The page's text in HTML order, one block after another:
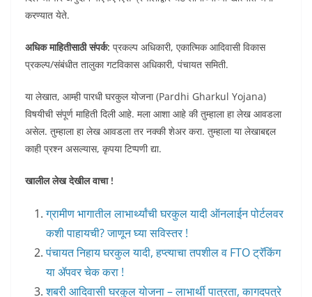
करण्यात येते.
अधिक माहितीसाठी संपर्क: प्रकल्प अधिकारी, एकात्मिक आदिवासी विकास
प्रकल्प/संबंधीत तालुका गटविकास अधिकारी, पंचायत समिती.
या लेखात, आम्ही पारधी घरकुल योजना (Pardhi Gharkul Yojana)
विषयीची संपूर्ण माहिती दिली आहे. मला आशा आहे की तुम्हाला हा लेख आवडला
असेल. तुम्हाला हा लेख आवडला तर नक्की शेअर करा. तुम्हाला या लेखाबद्दल
काही प्रश्न असल्यास, कृपया टिप्पणी द्या.
खालील लेख देखील वाचा !
ग्रामीण भागातील लाभार्थ्यांची घरकुल यादी ऑनलाईन पोर्टलवर
कशी पाहायची? जाणून घ्या सविस्तर !
पंचायत निहाय घरकुल यादी, हप्त्याचा तपशील व FTO ट्रॅकिंग
या ॲपवर चेक करा !
शबरी आदिवासी घरकुल योजना – लाभार्थी पात्रता, कागदपत्रे